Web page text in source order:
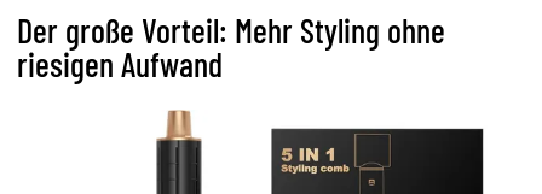
Der große Vorteil: Mehr Styling ohne
riesigen Aufwand